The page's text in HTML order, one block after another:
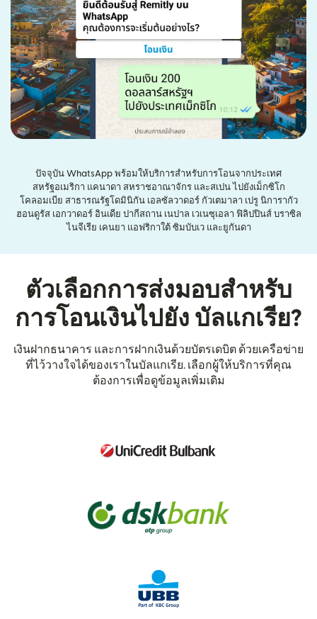
ปัจจุบัน WhatsApp พร้อมให้บริการสำหรับการโอนจากประเทศ
สหรัฐอเมริกา แคนาดา สหราชอาณาจักร และสเปน ไปยังเม็กซิโก
โคลอมเบีย สาธารณรัฐโดมินิกัน เอลซัลวาดอร์ กัวเตมาลา เปรู นิการากัว
ฮอนดูรัส เอกวาดอร์ อินเดีย ปากีสถาน เนปาล เวเนซุเอลา ฟิลิปปินส์ บราซิล
ไนจีเรีย เคนยา แอฟริกาใต้ ซิมบับเว และยูกันดา
ตัวเลือกการส่งมอบสำหรับ
การโอนเงินไปยัง บัลแกเรีย?
เงินฝากธนาคาร และการฝากเงินด้วยบัตรเดบิต ด้วยเครือข่าย
ที่ไว้วางใจได้ของเราในบัลแกเรีย. เลือกผู้ให้บริการที่คุณ
ต้องการเพื่อดูข้อมูลเพิ่มเติม